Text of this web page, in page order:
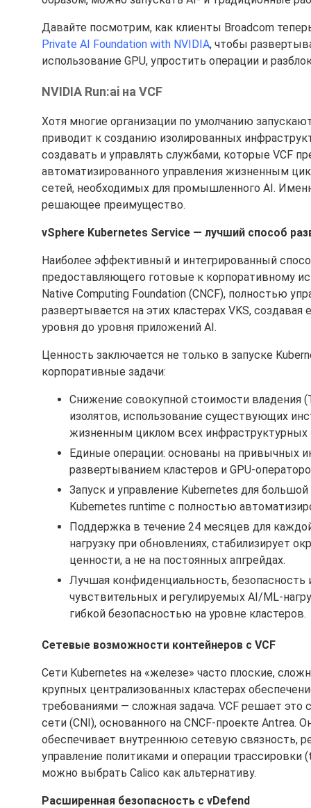
Давайте посмотрим, как клиенты Broadcom
Private AI Foundation with NVIDIA, чтобы
использование GPU, упростить операции и
NVIDIA Run:ai на VCF
Хотя многие организации по умолчанию
приводит к созданию изолированных
создавать и управлять службами, которые VCF
автоматизированного управления жизненным
сетей, необходимых для промышленного AI.
решающее преимущество.
vSphere Kubernetes Service — лучший способ
Наиболее эффективный и интегрированный
предоставляющего готовые к корпоративному
Native Computing Foundation (CNCF), полностью
развертывается на этих кластерах VKS,
уровня до уровня приложений AI.
Ценность заключается не только в запуске
корпоративные задачи:
Снижение совокупной стоимости владения
изолятов, использование существующих
жизненным циклом всех инфраструктурных
Единые операции: основаны на привычных
развертыванием кластеров и GPU-
Запуск и управление Kubernetes для
Kubernetes runtime с полностью
Поддержка в течение 24 месяцев для
нагрузку при обновлениях, стабилизирует
ценности, а не на постоянных апгрейдах.
Лучшая конфиденциальность,
чувствительных и регулируемых AI/ML-
гибкой безопасностью на уровне кластеров.
Сетевые возможности контейнеров с VCF
Сети Kubernetes на «железе» часто плоские,
крупных централизованных кластерах
требованиями — сложная задача. VCF решает
сети (CNI), основанного на CNCF-проекте Antrea.
обеспечивает внутреннюю сетевую связность,
управление политиками и операции трассировки
можно выбрать Calico как альтернативу.
Расширенная безопасность с vDefend